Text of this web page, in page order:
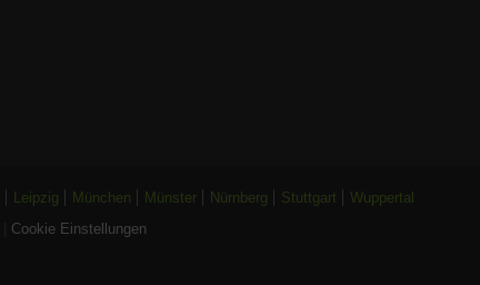
Leipzig München Münster Nürnberg Stuttgart
Wuppertal
Cookie Einstellungen